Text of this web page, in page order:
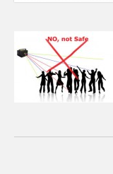
CONTACT
HetTeam
Info